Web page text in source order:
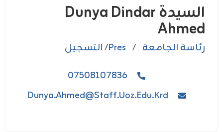
السيدة Dunya Dindar
Ahmed
رئاسة الجامعة / Pres/ التسجيل
07508107836
Dunya.ahmed@staff.uoz.edu.krd